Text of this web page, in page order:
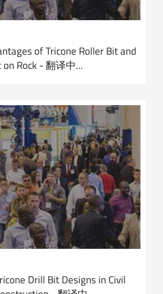
of Tricone Roller Bit and
Rock - 翻译中...
Drill Bit Designs in Civil